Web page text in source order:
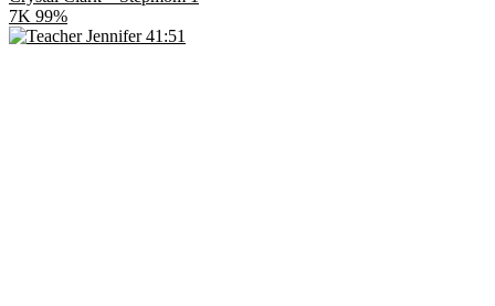
7K 99%
41:51